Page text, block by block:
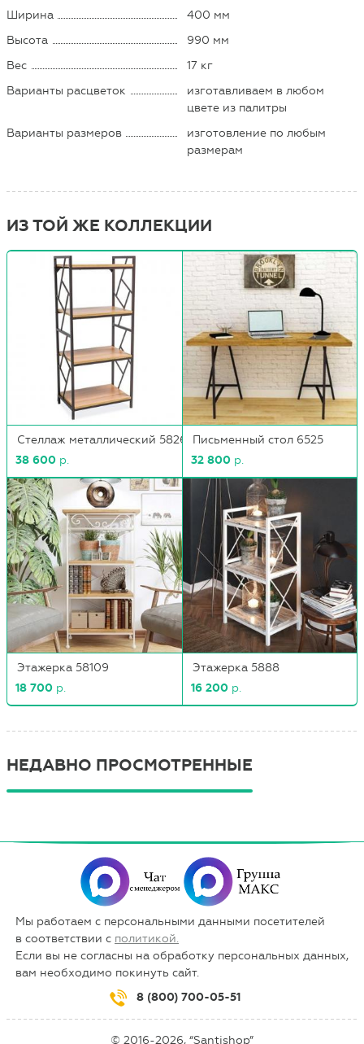
Ширина
400 мм
Высота
990 мм
Вес
17 кг
Варианты расцветок
изготавливаем в любом
цвете из палитры
Варианты размеров
изготовление по любым
размерам
ИЗ ТОЙ ЖЕ КОЛЛЕКЦИИ
Стеллаж металлический 5826
38 600 р.
Письменный стол 6525
32 800 р.
Этажерка 58109
18 700 р.
Этажерка 5888
16 200 р.
НЕДАВНО ПРОСМОТРЕННЫЕ
© 2016-2026, “Santishop”
Мы работаем с персональными данными посетителей
в соответствии с политикой.
Если вы не согласны на обработку персональных данных,
вам необходимо покинуть сайт.
8 (800) 700-05-51